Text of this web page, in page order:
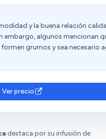
agradece sobre todo en
viscoelásticas que hemos
ha sorprendido que, aunque
sin hundirse demasiado.
una almohada que no
una buena temperatura,
y la buena relación
embargo, algunos mencionan
formen grumos y sea necesario
Además, señalan que se
Ver precio
destaca por su infusión de